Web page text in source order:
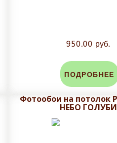
950.00 руб.
ПОДРОБНЕЕ
Фотообои на
НЕБО ГОЛУБИ